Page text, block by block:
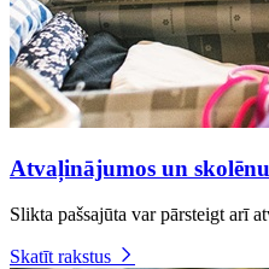
Atvaļinājumos un
Slikta pašsajūta var pārsteigt arī
Skatīt rakstus